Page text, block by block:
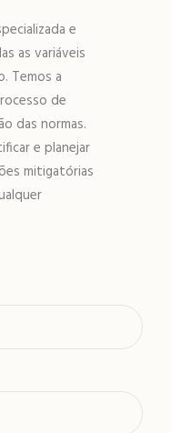
e
as variáveis
Temos a
de
das normas.
e planejar
mitigatórias